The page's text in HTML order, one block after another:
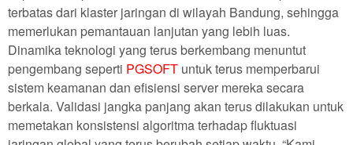
terbatas dari klaster jaringan di wilayah Bandung, sehingga
memerlukan pemantauan lanjutan yang lebih luas.
Dinamika teknologi yang terus berkembang menuntut
pengembang seperti PGSOFT untuk terus memperbarui
sistem keamanan dan efisiensi server mereka secara
berkala. Validasi jangka panjang akan terus dilakukan untuk
memetakan konsistensi algoritma terhadap fluktuasi